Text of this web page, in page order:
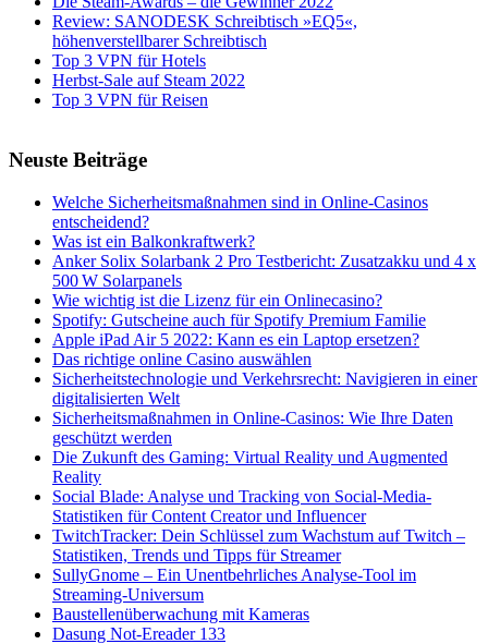
Review: SANODESK Schreibtisch »EQ5«,
höhenverstellbarer Schreibtisch
Top 3 VPN für Hotels
Herbst-Sale auf Steam 2022
Top 3 VPN für Reisen
Neuste Beiträge
Welche Sicherheitsmaßnahmen sind in Online-Casinos
entscheidend?
Was ist ein Balkonkraftwerk?
Anker Solix Solarbank 2 Pro Testbericht: Zusatzakku und 4 x
500 W Solarpanels
Wie wichtig ist die Lizenz für ein Onlinecasino?
Spotify: Gutscheine auch für Spotify Premium Familie
Apple iPad Air 5 2022: Kann es ein Laptop ersetzen?
Das richtige online Casino auswählen
Sicherheitstechnologie und Verkehrsrecht: Navigieren in einer
digitalisierten Welt
Sicherheitsmaßnahmen in Online-Casinos: Wie Ihre Daten
geschützt werden
Die Zukunft des Gaming: Virtual Reality und Augmented
Reality
Social Blade: Analyse und Tracking von Social-Media-
Statistiken für Content Creator und Influencer
TwitchTracker: Dein Schlüssel zum Wachstum auf Twitch –
Statistiken, Trends und Tipps für Streamer
SullyGnome – Ein Unentbehrliches Analyse-Tool im
Streaming-Universum
Baustellenüberwachung mit Kameras
Dasung Not-Ereader 133